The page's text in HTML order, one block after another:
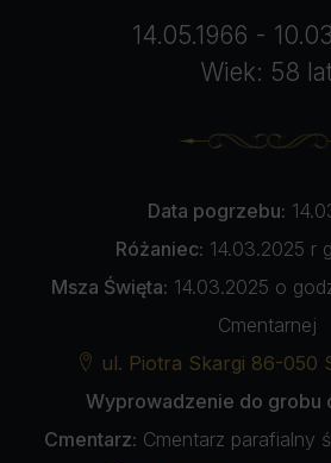
14.05.1966 -
Wiek: 58
Data pogrzebu:
Różaniec: 14.03.2025 r
Msza Święta: 14.03.2025 o
Cmentarnej
ul. Piotra Skargi 86-050
Wyprowadzenie do grobu
Cmentarz: Cmentarz parafialny